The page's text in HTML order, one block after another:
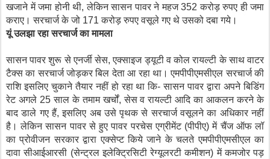
खजाने में जमा होनी थी, लेकिन सासन पावर ने महज 352 करोड़ रुपए ही जमा
कराए। सरचार्ज के जो 171 करोड़ रुपए वसूले गए थे उसको दबा गये।
यूं उलझा रहा सरचार्ज का मामला
सासन पावर शुरू से एनर्जी सेस, एक्साइज ड्यूटी व कोल रायल्टी के साथ वाटर
टैक्स का सरचार्ज जोड़कर बिल देता आ रहा था। एमपीपीएमसीएल सरचार्ज की
राशि इसलिए चुकाने तैयार नहीं हो रहा था कि- सासन पावर द्वारा अपने बिडिंग
रेट अगले 25 साल के तमाम खर्चों, सेस व रायल्टी आदि का आकलन करने के
बाद डाले गए हैं, इसलिए अब उसे पृथक से सरचार्ज वसूलने का अधिकार नहीं
है। लेकिन सासन पावर से हुए पावर परचेस एग्रीमेंट (पीपीए) में चैंज ऑफ लॉ
का प्रोवीजन सरकार द्वारा एक्सेप्ट किये जाने के चलते एमपीपीएमसीएल का
दावा सीआईआरसी (सेन्ट्रल इलेक्ट्रिसिटी रेग्यूलरटी कमीशन) में कमजोर पड़